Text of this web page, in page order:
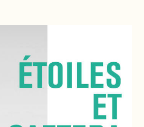
C'est extrême, visuel, virulent. on se
pu se passer, et on baigne un peu dans
soudain et incompréhensible. Cet...